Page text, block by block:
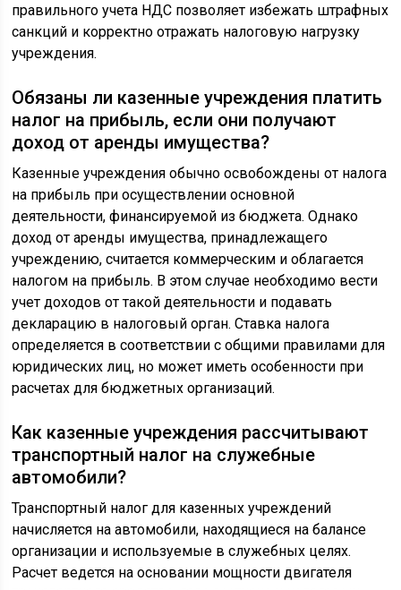
правильного учета НДС позволяет избежать штрафных
санкций и корректно отражать налоговую нагрузку
учреждения.
Обязаны ли казенные учреждения платить
налог на прибыль, если они получают
доход от аренды имущества?
Казенные учреждения обычно освобождены от налога
на прибыль при осуществлении основной
деятельности, финансируемой из бюджета. Однако
доход от аренды имущества, принадлежащего
учреждению, считается коммерческим и облагается
налогом на прибыль. В этом случае необходимо вести
учет доходов от такой деятельности и подавать
декларацию в налоговый орган. Ставка налога
определяется в соответствии с общими правилами для
юридических лиц, но может иметь особенности при
расчетах для бюджетных организаций.
Как казенные учреждения рассчитывают
транспортный налог на служебные
автомобили?
Транспортный налог для казенных учреждений
начисляется на автомобили, находящиеся на балансе
организации и используемые в служебных целях.
Расчет ведется на основании мощности двигателя